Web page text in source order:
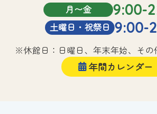
月〜金 9:00-
土曜日・祝祭日 9:00-
※休館日：日曜日、年末年始、その
年間カレンダー